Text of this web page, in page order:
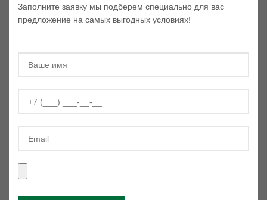
Заполните заявку мы подберем специально для вас
предложение на самых выгодных условиях!